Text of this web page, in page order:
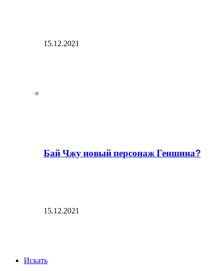
15.12.2021
Бай Чжу новый персонаж Геншина?
15.12.2021
Искать